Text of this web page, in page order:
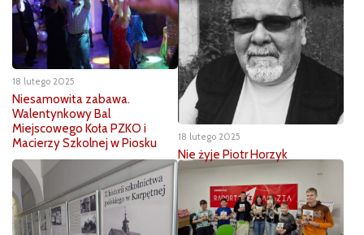
18 lutego 2025
Niesamowita zabawa.
Walentynkowy Bal
Miejscowego Koła PZKO i
Macierzy Szkolnej w Piosku
18 lutego 2025
Nie żyje Piotr Horzyk